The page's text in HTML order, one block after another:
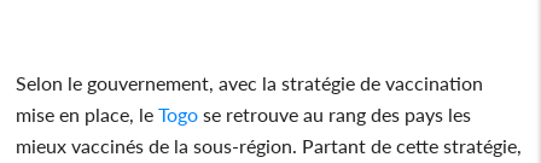
Selon le gouvernement, avec la stratégie de vaccination
mise en place, leTogo se retrouve au rang des pays les
mieux vaccinés de la sous-région. Partant de cette stratégie,